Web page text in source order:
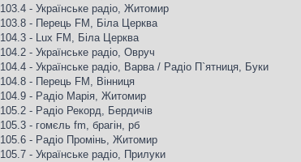
103.4 - Українське радіо, Житомир
103.8 - Перець FM, Біла Церква
104.3 - Lux FM, Біла Церква
104.2 - Українське радіо, Овруч
104.4 - Українське радіо, Варва / Радіо П`ятниця, Буки
104.8 - Перець FM, Вінниця
104.9 - Радіо Марія, Житомир
105.2 - Радіо Рекорд, Бердичів
105.3 - гомєль fm, брагін, рб
105.6 - Радіо Промінь, Житомир
105.7 - Українське радіо, Прилуки